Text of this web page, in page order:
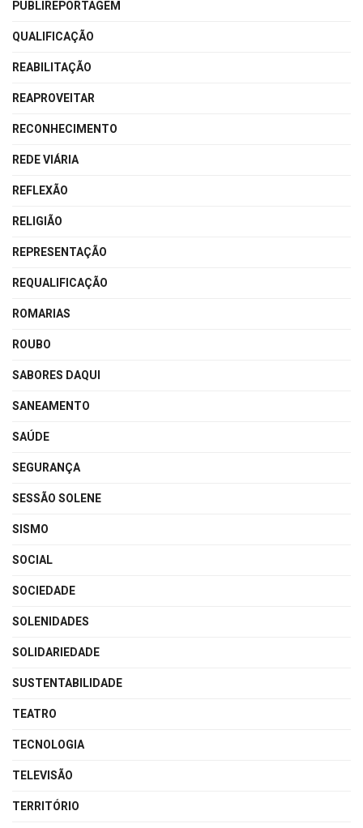
PUBLIREPORTAGEM
QUALIFICAÇÃO
REABILITAÇÃO
REAPROVEITAR
RECONHECIMENTO
REDE VIÁRIA
REFLEXÃO
RELIGIÃO
REPRESENTAÇÃO
REQUALIFICAÇÃO
ROMARIAS
ROUBO
SABORES DAQUI
SANEAMENTO
SAÚDE
SEGURANÇA
SESSÃO SOLENE
SISMO
SOCIAL
SOCIEDADE
SOLENIDADES
SOLIDARIEDADE
SUSTENTABILIDADE
TEATRO
TECNOLOGIA
TELEVISÃO
TERRITÓRIO